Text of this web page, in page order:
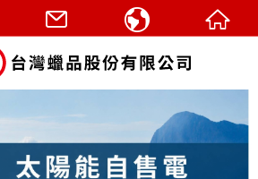
繁體中文
English